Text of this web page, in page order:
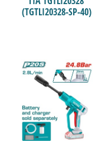
(TGTLI20328-SP-40)